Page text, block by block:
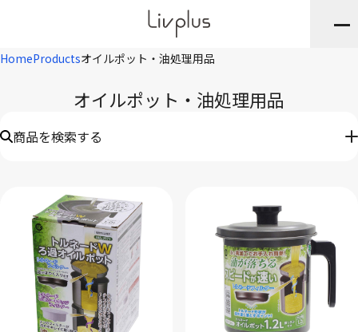
HomeProductsオイルポット・油処理用品
オイルポット・油処理用品
商品を検索する
※JANや品番・商品名など
ブランド